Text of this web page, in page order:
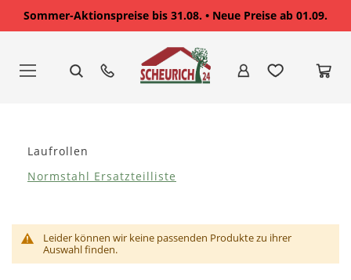
Sommer-Aktionspreise bis 31.08. • Neue Preise ab 01.09.
springen
Laufrollen
Normstahl Ersatzteilliste
Leider können wir keine passenden Produkte zu ihrer
Auswahl finden.